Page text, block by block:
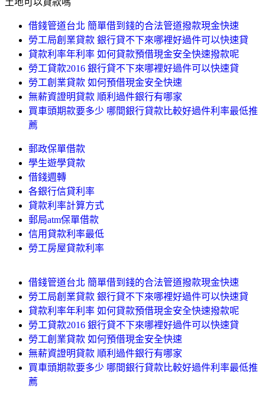
借錢管道台北 簡單借到錢的合法管道撥款現金快速
勞工局創業貸款 銀行貸不下來哪裡好過件可以快速貸
貸款利率年利率 如何貸款預借現金安全快速撥款呢
勞工貸款2016 銀行貸不下來哪裡好過件可以快速貸
勞工創業貸款 如何預借現金安全快速
無薪資證明貸款 順利過件銀行有哪家
買車頭期款要多少 哪間銀行貸款比較好過件利率最低推
薦
郵政保單借款
學生遊學貸款
借錢週轉
各銀行信貸利率
貸款利率計算方式
郵局atm保單借款
信用貸款利率最低
勞工房屋貸款利率
借錢管道台北 簡單借到錢的合法管道撥款現金快速
勞工局創業貸款 銀行貸不下來哪裡好過件可以快速貸
貸款利率年利率 如何貸款預借現金安全快速撥款呢
勞工貸款2016 銀行貸不下來哪裡好過件可以快速貸
勞工創業貸款 如何預借現金安全快速
無薪資證明貸款 順利過件銀行有哪家
買車頭期款要多少 哪間銀行貸款比較好過件利率最低推
薦